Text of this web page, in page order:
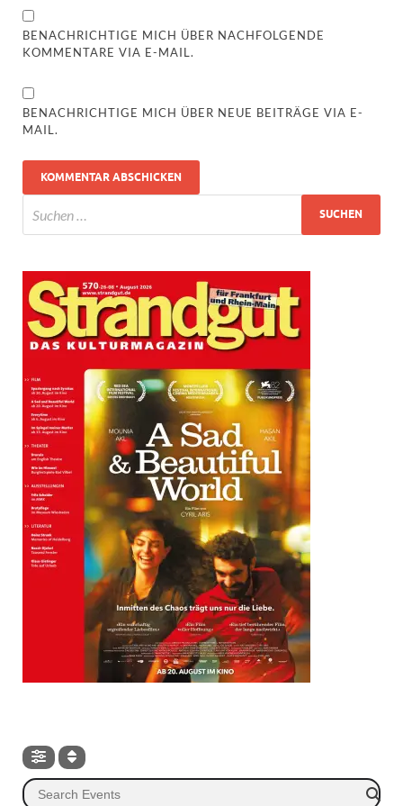
BENACHRICHTIGE MICH ÜBER NACHFOLGENDE
KOMMENTARE VIA E-MAIL.
BENACHRICHTIGE MICH ÜBER NEUE BEITRÄGE VIA E-
MAIL.